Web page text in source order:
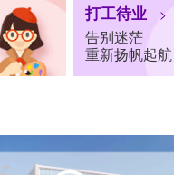
打工待业 >
告别迷茫
重新扬帆起航